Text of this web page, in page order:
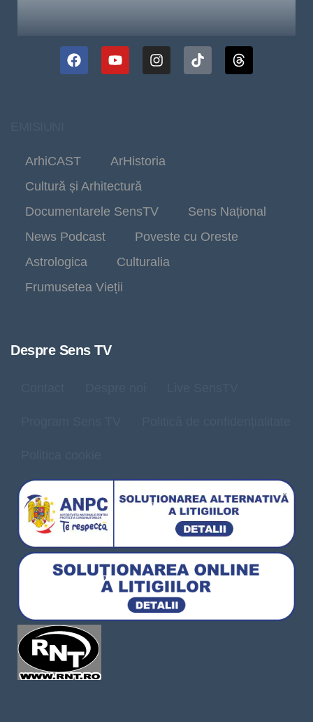
ArhiCAST
ArHistoria
Cultură și Arhitectură
Documentarele SensTV
Sens Național
News Podcast
Poveste cu Oreste
Astrologica
Culturalia
Frumusetea Vieții
Despre Sens TV